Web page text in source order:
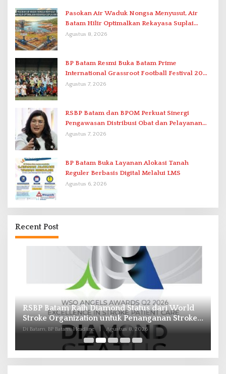
Pasokan Air Waduk Nongsa Menyusut, Air
Batam Hilir Optimalkan Rekayasa Suplai
Antar-IPAM
Agustus 8, 2026
BP Batam Resmi Buka Batam Prime
International Grassroot Football Festival 2026
di Stadion Temenggung Abdul Jamal
Agustus 7, 2026
RSBP Batam dan BPOM Perkuat Sinergi
Pengawasan Distribusi Obat dan Pelayanan
Kefarmasian
Agustus 7, 2026
BP Batam Buka Layanan Alokasi Tanah
Reguler Berbasis Digital Melalui LMS
Agustus 6, 2026
Recent Post
RSBP Batam Raih Diamond Status dari World
Stroke Organization untuk Penanganan Stroke
Berstandar Internasional
Di Batam, BP Batam, Headline Agustus 8, 2026